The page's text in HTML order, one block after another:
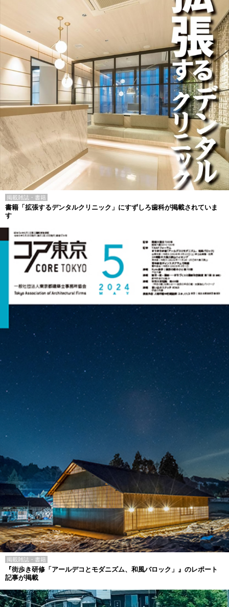
掲載雑誌・書籍
書籍「拡張するデンタルクリニック」にすずしろ歯科が掲載されていま
す
掲載雑誌・書籍
『街歩き研修「アールデコとモダニズム、和風バロック」』のレポート
記事が掲載